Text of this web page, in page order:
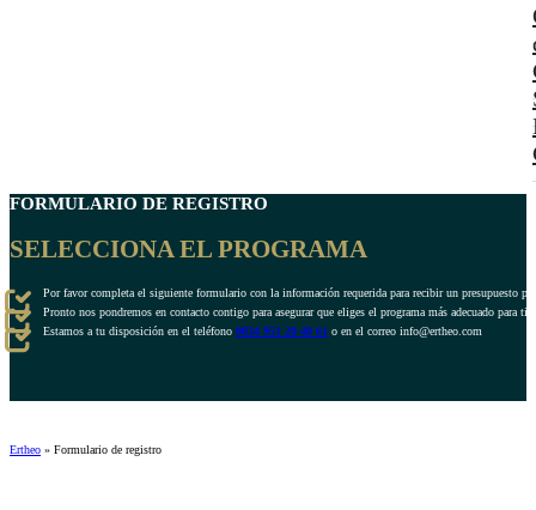
FORMULARIO DE REGISTRO
SELECCIONA EL PROGRAMA
Por favor completa el siguiente formulario con la información requerida para recibir un presupuesto
Pronto nos pondremos en contacto contigo para asegurar que eliges el programa más adecuado para ti.
Estamos a tu disposición en el teléfono 0034 951 20 40 61 o en el correo info@ertheo.com
Ertheo » Formulario de registro